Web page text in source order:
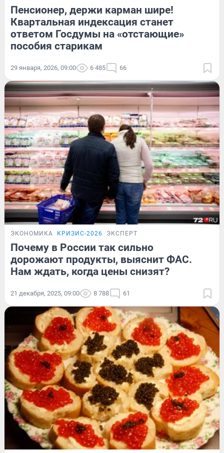
Пенсионер, держи карман шире!
Квартальная индексация станет
ответом Госдумы на «отстающие»
пособия старикам
29 января, 2026, 09:00 6 485 66
ЭКОНОМИКА КРИЗИС-2026 ЭКСПЕРТ
Почему в России так сильно
дорожают продукты, выяснит ФАС.
Нам ждать, когда цены снизят?
21 декабря, 2025, 09:00 8 788 61